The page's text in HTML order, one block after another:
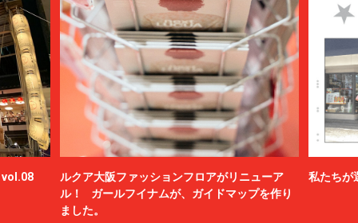
vol.08
ルクア大阪ファッションフロアがリニューア
ル！ ガールフイナムが、ガイドマップを作り
ました。
私たちが